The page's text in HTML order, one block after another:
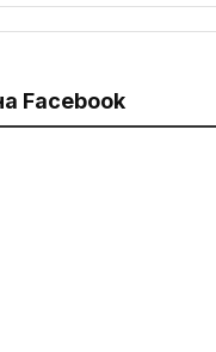
Facebook